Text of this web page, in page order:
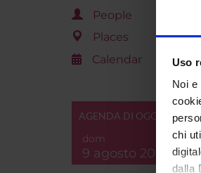
Uso
Noi e
chi
dalla
People
Places
Calendar
AGENDA DI OGGI
dom
9 agosto 2026